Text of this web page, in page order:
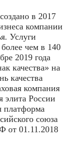
в 2017
компании
Услуги
чем в 140
2019 года
качества» на
качества
компания
элита России
платформа
союза
от 01.11.2018